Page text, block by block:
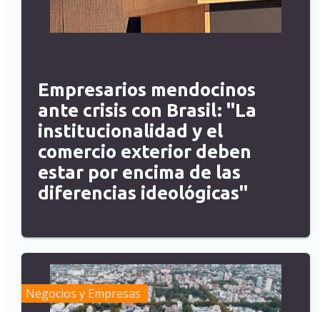
Empresarios mendocinos
ante crisis con Brasil: "La
institucionalidad y el
comercio exterior deben
estar por encima de las
diferencias ideológicas"
Negocios y Empresas